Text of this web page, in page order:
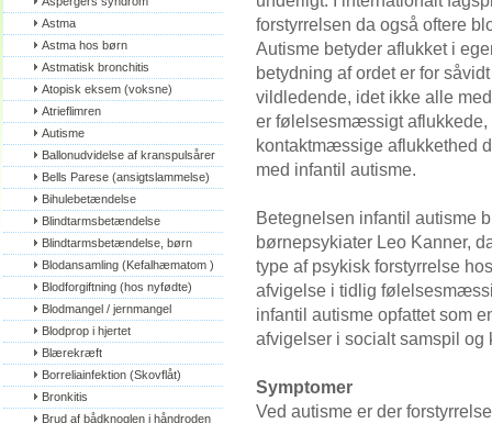
Astma
Astma hos børn
Astmatisk bronchitis
Atopisk eksem (voksne)
Atrieflimren
Autisme
Ballonudvidelse af kranspulsårer
Bells Parese (ansigtslammelse)
Bihulebetændelse
Blindtarmsbetændelse
Blindtarmsbetændelse, børn
Blodansamling (Kefalhæmatom )
Blodforgiftning (hos nyfødte)
Blodmangel / jernmangel
Blodprop i hjertet
Blærekræft
Borreliainfektion (Skovflåt)
Bronkitis
Brud af bådknoglen i håndroden
forstyrrelsen da også oftere
Autisme betyder aflukket i
betydning af ordet er for
vildledende, idet ikke alle
er følelsesmæssigt
kontaktmæssige aflukkethed
med infantil autisme.
Betegnelsen infantil autisme
børnepsykiater Leo Kanner,
type af psykisk forstyrrelse
afvigelse i tidlig
infantil autisme opfattet som
afvigelser i socialt samspil og
Symptomer
Ved autisme er der